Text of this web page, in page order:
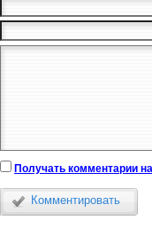
Получать комментарии
Комментировать